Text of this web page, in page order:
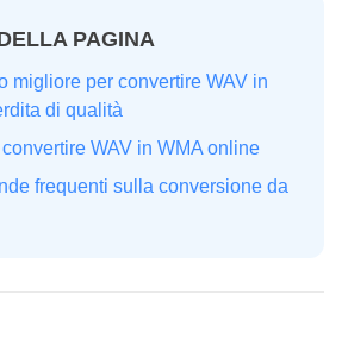
PAGINA
migliore per convertire WAV in
di qualità
WAV in WMA online
frequenti sulla conversione da